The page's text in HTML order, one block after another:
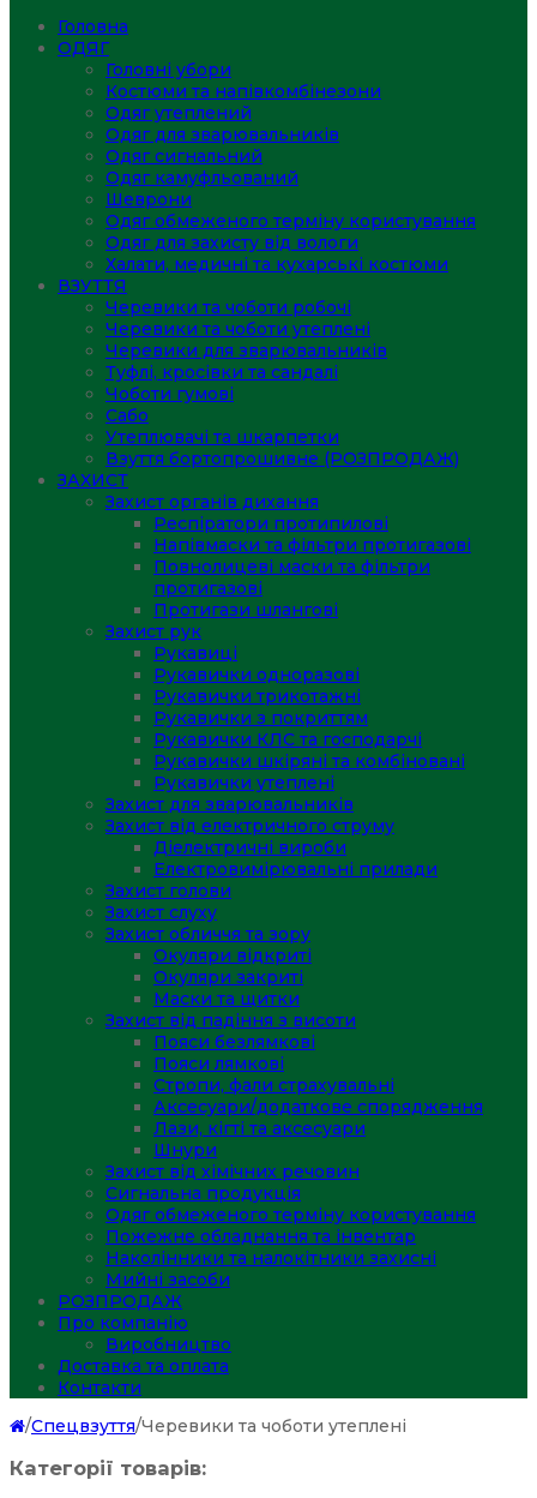
Головна
ОДЯГ
Головні убори
Костюми та напівкомбінезони
Одяг утеплений
Одяг для зварювальників
Одяг сигнальний
Одяг камуфльований
Шеврони
Одяг обмеженого терміну користування
Одяг для захисту від вологи
Халати, медичні та кухарські костюми
ВЗУТТЯ
Черевики та чоботи робочі
Черевики та чоботи утеплені
Черевики для зварювальників
Туфлі, кросівки та сандалі
Чоботи гумові
Сабо
Утеплювачі та шкарпетки
Взуття бортопрошивне (РОЗПРОДАЖ)
ЗАХИСТ
Захист органів дихання
Респіратори протипилові
Напівмаски та фільтри протигазові
Повнолицеві маски та фільтри
протигазові
Протигази шлангові
Захист рук
Рукавиці
Рукавички одноразові
Рукавички трикотажні
Рукавички з покриттям
Рукавички КЛС та господарчі
Рукавички шкіряні та комбіновані
Рукавички утеплені
Захист для зварювальників
Захист від електричного струму
Діелектричні вироби
Електровимірювальні прилади
Захист голови
Захист слуху
Захист обличчя та зору
Окуляри відкриті
Окуляри закриті
Маски та щитки
Захист від падіння з висоти
Пояси безлямкові
Пояси лямкові
Стропи, фали страхувальні
Аксесуари/додаткове спорядження
Лази, кігті та аксесуари
Шнури
Захист від хімічних речовин
Сигнальна продукція
Одяг обмеженого терміну користування
Пожежне обладнання та інвентар
Наколінники та налокітники захисні
Мийні засоби
РОЗПРОДАЖ
Про компанію
Виробництво
Доставка та оплата
Контакти
/Спецвзуття/Черевики та чоботи утеплені
Категорії товарів: